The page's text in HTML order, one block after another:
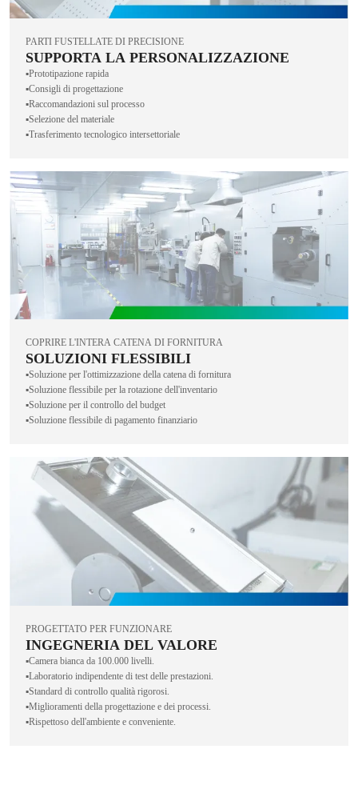
PARTI FUSTELLATE DI PRECISIONE
SUPPORTA LA PERSONALIZZAZIONE
▪️Prototipazione rapida
▪️Consigli di progettazione
▪️Raccomandazioni sul processo
▪️Selezione del materiale
▪️Trasferimento tecnologico intersettoriale
COPRIRE L'INTERA CATENA DI FORNITURA
SOLUZIONI FLESSIBILI
▪️Soluzione per l'ottimizzazione della catena di fornitura
▪️Soluzione flessibile per la rotazione dell'inventario
▪️Soluzione per il controllo del budget
▪️Soluzione flessibile di pagamento finanziario
PROGETTATO PER FUNZIONARE
INGEGNERIA DEL VALORE
▪️Camera bianca da 100.000 livelli.
▪️Laboratorio indipendente di test delle prestazioni.
▪️Standard di controllo qualità rigorosi.
▪️Miglioramenti della progettazione e dei processi.
▪️Rispettoso dell'ambiente e conveniente.